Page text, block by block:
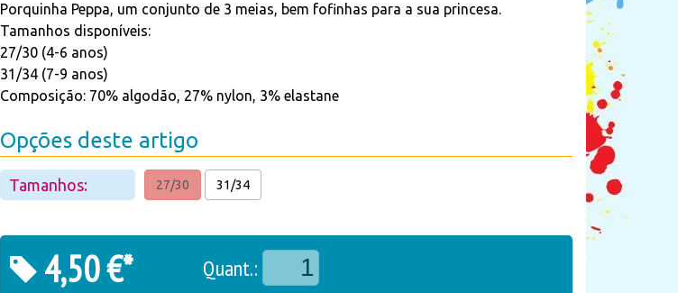
Porquinha Peppa, um conjunto de 3 meias, bem fofinhas para a sua princesa.
Tamanhos disponíveis:
27/30 (4-6 anos)
31/34 (7-9 anos)
Composição: 70% algodão, 27% nylon, 3% elastane
Opções deste artigo
Tamanhos: 27/30 31/34
4,50 €* Quant.: